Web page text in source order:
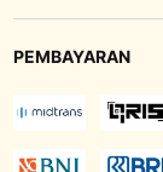
PEMBAYARAN